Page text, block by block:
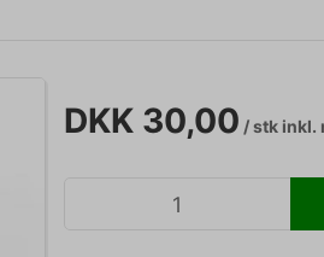
DKK 30,00 / stkinkl.